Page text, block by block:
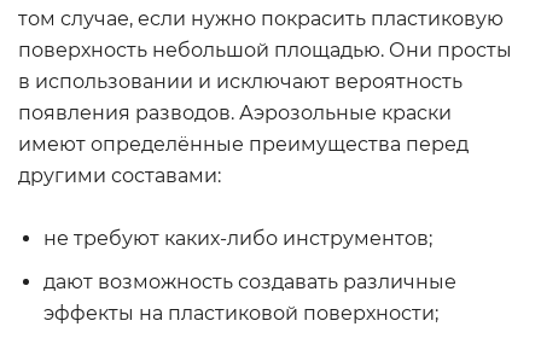
том случае, если нужно покрасить пластиковую
поверхность небольшой площадью. Они просты
в использовании и исключают вероятность
появления разводов. Аэрозольные краски
имеют определённые преимущества перед
другими составами:
не требуют каких-либо инструментов;
дают возможность создавать различные
эффекты на пластиковой поверхности;